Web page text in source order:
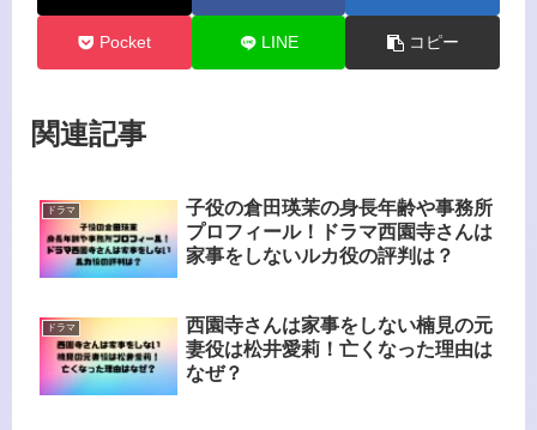
Pocket LINE コピー
関連記事
ドラマ
子役の倉田瑛茉の身長年齢や事務所
プロフィール！ドラマ西園寺さんは
家事をしないルカ役の評判は？
ドラマ
西園寺さんは家事をしない楠見の元
妻役は松井愛莉！亡くなった理由は
なぜ？